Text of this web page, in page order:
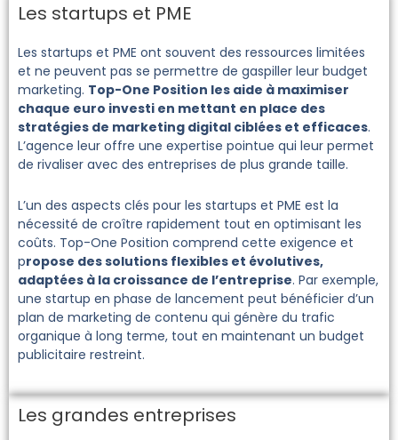
Les startups et PME
Les startups et PME ont souvent des ressources limitées
et ne peuvent pas se permettre de gaspiller leur budget
marketing. Top-One Position les aide à maximiser
chaque euro investi en mettant en place des
stratégies de marketing digital ciblées et efficaces.
L’agence leur offre une expertise pointue qui leur permet
de rivaliser avec des entreprises de plus grande taille.
L’un des aspects clés pour les startups et PME est la
nécessité de croître rapidement tout en optimisant les
coûts. Top-One Position comprend cette exigence et
propose des solutions flexibles et évolutives,
adaptées à la croissance de l’entreprise. Par exemple,
une startup en phase de lancement peut bénéficier d’un
plan de marketing de contenu qui génère du trafic
organique à long terme, tout en maintenant un budget
publicitaire restreint.
Les grandes entreprises